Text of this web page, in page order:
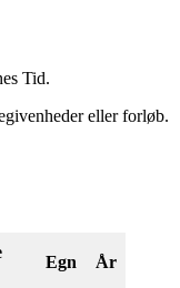
Tid.
eller forløb.
Egn År